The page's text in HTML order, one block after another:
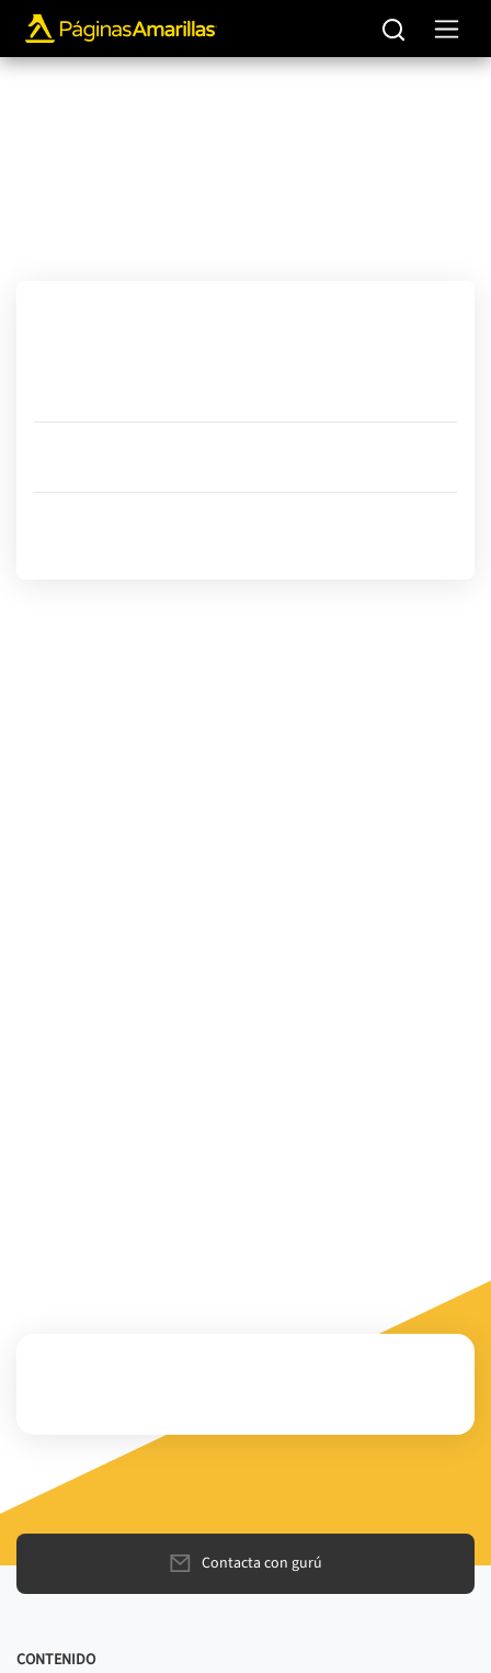
Contacta con gurú
CONTENIDO